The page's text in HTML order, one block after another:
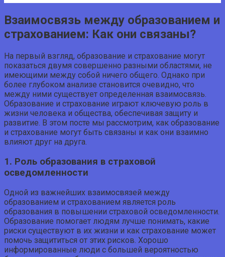
Взаимосвязь между образованием и
страхованием: Как они связаны?
На первый взгляд, образование и страхование могут
показаться двумя совершенно разными областями, не
имеющими между собой ничего общего. Однако при
более глубоком анализе становится очевидно, что
между ними существует определенная взаимосвязь.
Образование и страхование играют ключевую роль в
жизни человека и общества, обеспечивая защиту и
развитие. В этом посте мы рассмотрим, как образование
и страхование могут быть связаны и как они взаимно
влияют друг на друга.
1. Роль образования в страховой
осведомленности
Одной из важнейших взаимосвязей между
образованием и страхованием является роль
образования в повышении страховой осведомленности.
Образование помогает людям лучше понимать, какие
риски существуют в их жизни и как страхование может
помочь защититься от этих рисков. Хорошо
информированные люди с большей вероятностью